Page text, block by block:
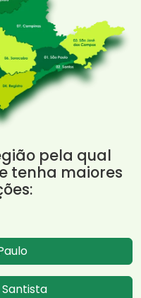
pela qual
tenha maiores
Santista